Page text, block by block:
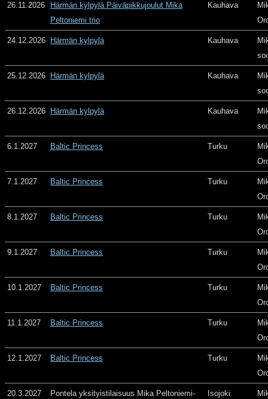
26.11.2026
Härmän kylpylä Päiväpikkujoulut Mika
Peltoniemi trio
Kauhava
24.12.2026 Härmän kylpylä Kauhava
25.12.2026 Härmän kylpylä Kauhava
26.12.2026 Härmän kylpylä Kauhava
6.1.2027 Baltic Princess Turku
7.1.2027 Baltic Princess Turku
8.1.2027 Baltic Princess Turku
9.1.2027 Baltic Princess Turku
10.1.2027 Baltic Princess Turku
11.1.2027 Baltic Princess Turku
12.1.2027 Baltic Princess Turku
20.3.2027
Pontela yksityistilaisuus Mika Peltoniemi-
Isojoki